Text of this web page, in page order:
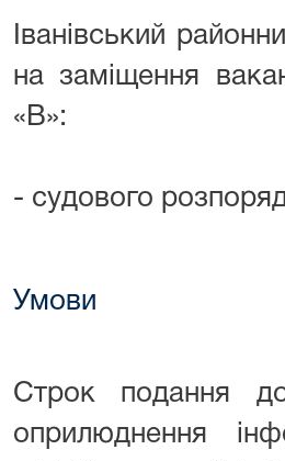
Іванівський
на заміщення
«В»:
- судового
Умови
Строк подання
оприлюднення